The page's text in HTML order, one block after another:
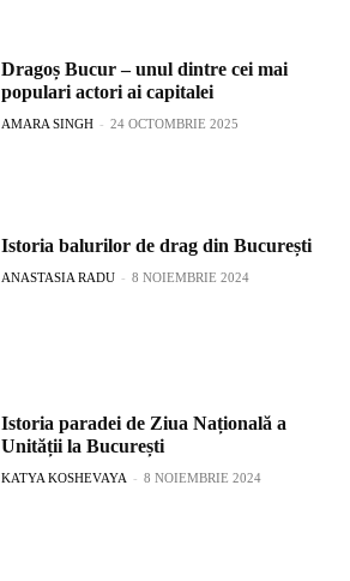
Dragoș Bucur – unul dintre cei mai
populari actori ai capitalei
AMARA SINGH - 24 OCTOMBRIE 2025
Istoria balurilor de drag din București
ANASTASIA RADU - 8 NOIEMBRIE 2024
Istoria paradei de Ziua Națională a
Unității la București
KATYA KOSHEVAYA - 8 NOIEMBRIE 2024